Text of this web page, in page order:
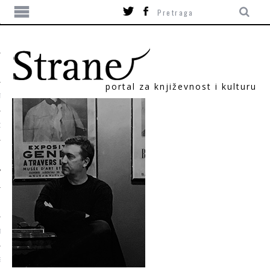
portal za književnost i kulturu